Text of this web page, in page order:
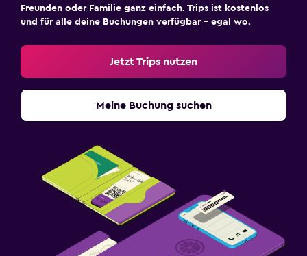
Freunden oder Familie ganz einfach. Trips ist kostenlos
und für alle deine Buchungen verfügbar – egal wo.
Jetzt Trips nutzen
Meine Buchung suchen